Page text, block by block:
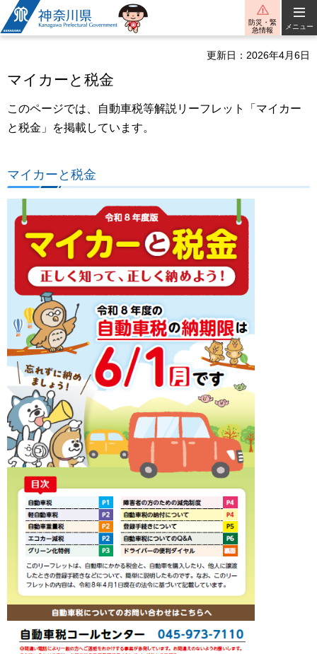
神奈川県
防災・緊
急情報
メニュー
更新日：2026年4月6日
マイカーと税金
このページでは、自動車税等解説リーフレット「マイカー
と税金」を掲載しています。
マイカーと税金